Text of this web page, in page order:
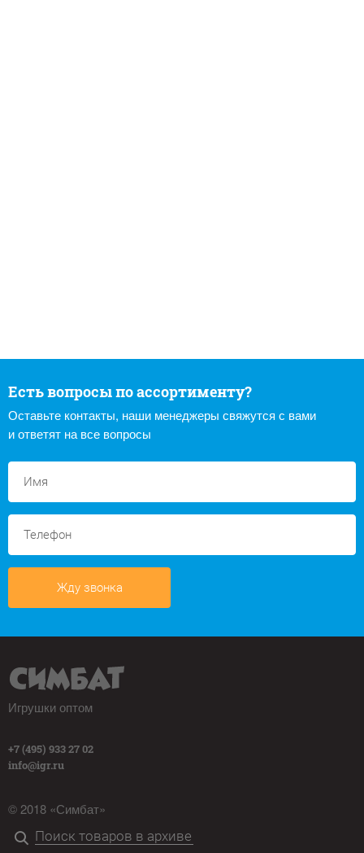
Есть вопросы по ассортименту?
Оставьте контакты, наши менеджеры свяжутся с вами
и ответят на все вопросы
Жду звонка
Игрушки оптом
+7 (495) 933 27 02
info@igr.ru
© 2018 «Симбат»